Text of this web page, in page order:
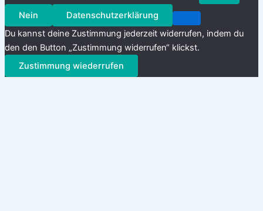
Nein
Datenschutzerklärung
Du kannst deine Zustimmung jederzeit widerrufen, indem du
den den Button „Zustimmung widerrufen“ klickst.
Zustimmung wiederrufen